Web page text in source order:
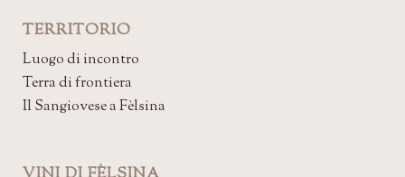
TERRITORIO
Luogo di incontro
Terra di frontiera
Il Sangiovese a Fèlsina